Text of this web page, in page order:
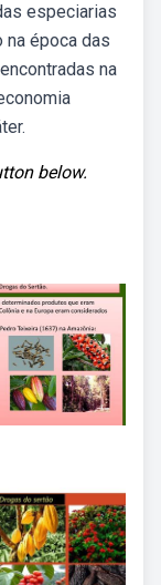
especiarias
época das
na
below.